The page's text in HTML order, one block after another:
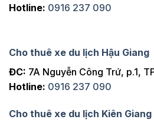
Hotline: 0916 237 090
Cho thuê xe du lịch Hậu Giang
ĐC: 7A Nguyễn Công Trứ, p.1,
Hotline: 0916 237 090
Cho thuê xe du lịch Kiên Giang